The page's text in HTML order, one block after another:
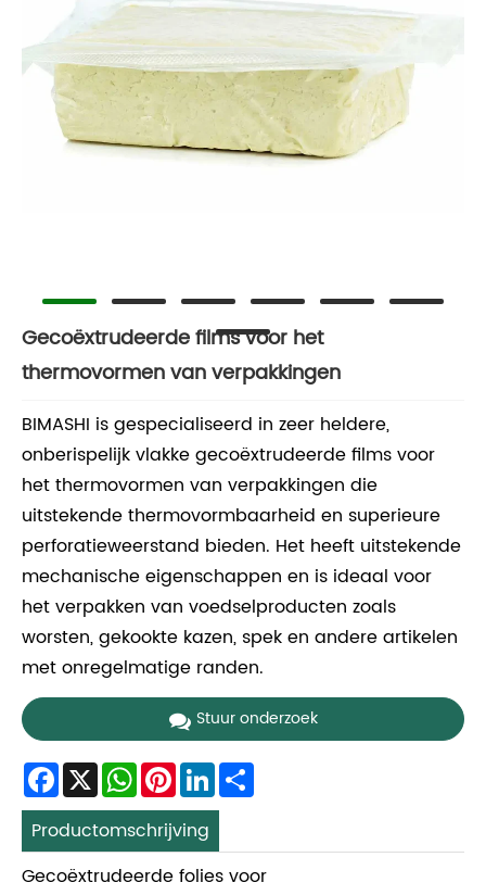
Gecoëxtrudeerde films voor het
thermovormen van verpakkingen
BIMASHI is gespecialiseerd in zeer heldere,
onberispelijk vlakke gecoëxtrudeerde films voor
het thermovormen van verpakkingen die
uitstekende thermovormbaarheid en superieure
perforatieweerstand bieden. Het heeft uitstekende
mechanische eigenschappen en is ideaal voor
het verpakken van voedselproducten zoals
worsten, gekookte kazen, spek en andere artikelen
met onregelmatige randen.
Stuur onderzoek
Facebook
X WhatsApp
Pinterest
LinkedIn
Productomschrijving
Gecoëxtrudeerde folies voor